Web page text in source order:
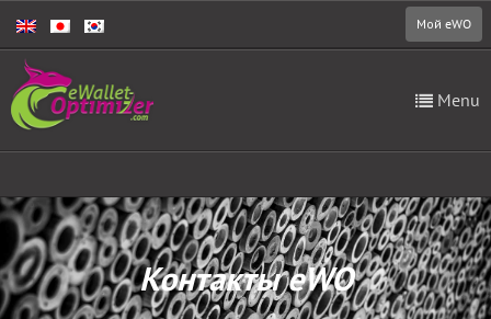
Мой eWO
Menu
Контакты eWO